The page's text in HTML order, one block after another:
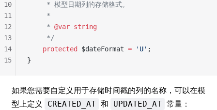
     * 模型日期列的存储格式。
     *
     *
@var string
     */
    protected
$dateFormat = 'U' ;
}
10
11
12
13
14
15
如果您需要自定义用于存储时间戳的列的名称，可以在模
型上定义
CREATED_AT 和 UPDATED_AT 常量：